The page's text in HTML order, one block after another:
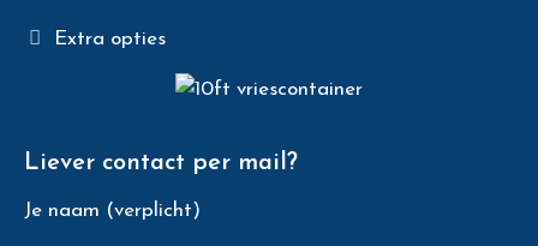
Extra opties
Liever contact per mail?
Je naam (verplicht)